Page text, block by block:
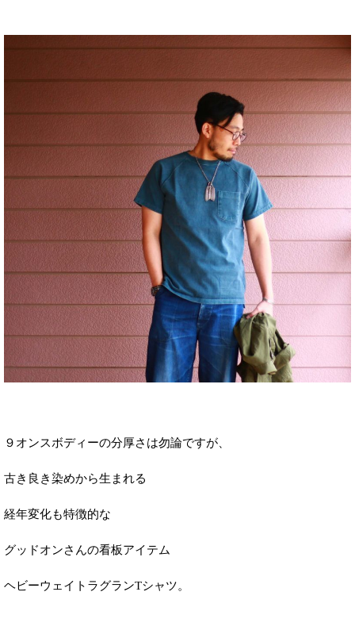
９オンスボディーの分厚さは勿論ですが、
古き良き染めから生まれる
経年変化も特徴的な
グッドオンさんの看板アイテム
ヘビーウェイトラグランTシャツ。